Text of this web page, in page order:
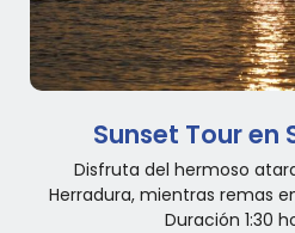
Sunset Tour en
Disfruta del hermoso
Herradura, mientras remas
Duración 1:30